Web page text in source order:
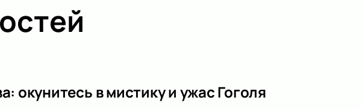
окунитесь в мистику и ужас Гоголя